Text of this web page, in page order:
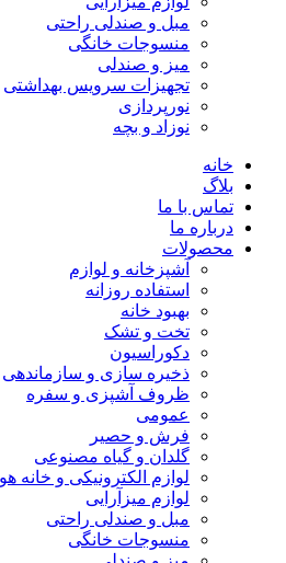
مبل و صندلی راحتی
منسوجات خانگی
میز و صندلی
تجهیزات سرویس بهداشتی
نورپردازی
نوزاد و بچه
خانه
بلاگ
تماس با ما
درباره ما
محصولات
آشپزخانه و لوازم
استفاده روزانه
بهبود خانه
تخت و تشک
دکوراسیون
ذخیره سازی و سازماندهی
ظروف آشپزی و سفره
عمومی
فرش و حصیر
گلدان و گیاه مصنوعی
لوازم الکترونیکی و خانه
لوازم میزآرایی
مبل و صندلی راحتی
منسوجات خانگی